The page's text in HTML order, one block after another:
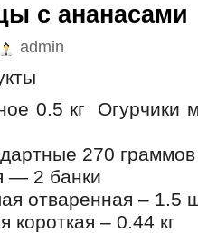
с ананасами
admin
0.5 кг Огурчики
270 граммов
— 2 банки
отваренная – 1.5
короткая – 0.44 кг